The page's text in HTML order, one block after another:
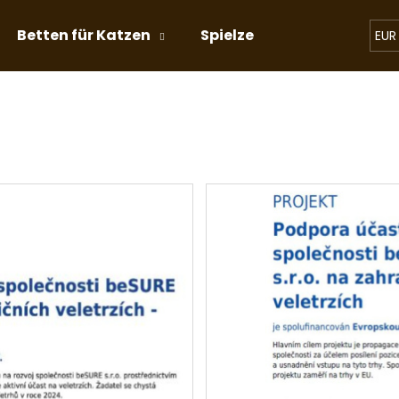
Betten für Katzen Spielzeug für Katzen EUR